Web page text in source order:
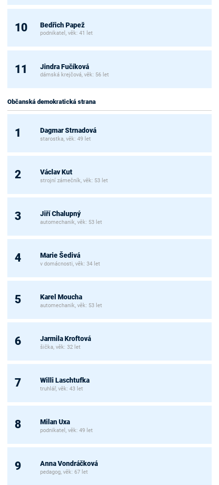
10 Bedřich Papež
podnikatel, věk: 41 let
11 Jindra Fučíková
dámská krejčová, věk: 56 let
Občanská demokratická strana
1 Dagmar Strnadová
starostka, věk: 49 let
2 Václav Kut
strojní zámečník, věk: 53 let
3 Jiří Chalupný
automechanik, věk: 53 let
4 Marie Šedivá
v domácnosti, věk: 34 let
5 Karel Moucha
automechanik, věk: 53 let
6 Jarmila Kroftová
šička, věk: 32 let
7 Willi Laschtufka
truhlář, věk: 43 let
8 Milan Uxa
podnikatel, věk: 49 let
9 Anna Vondráčková
pedagog, věk: 67 let